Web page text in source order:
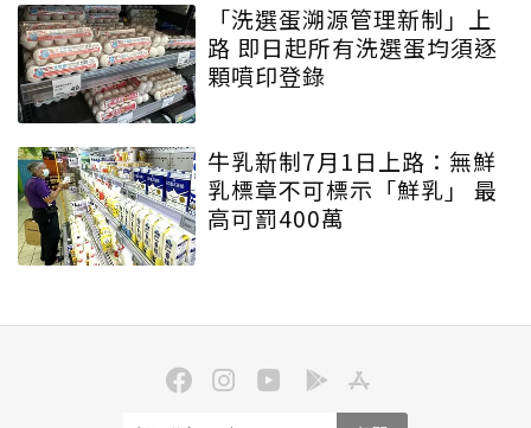
「洗選蛋溯源管理新制」上
路 即日起所有洗選蛋均須逐
顆噴印登錄
牛乳新制7月1日上路：無鮮
乳標章不可標示「鮮乳」 最
高可罰400萬